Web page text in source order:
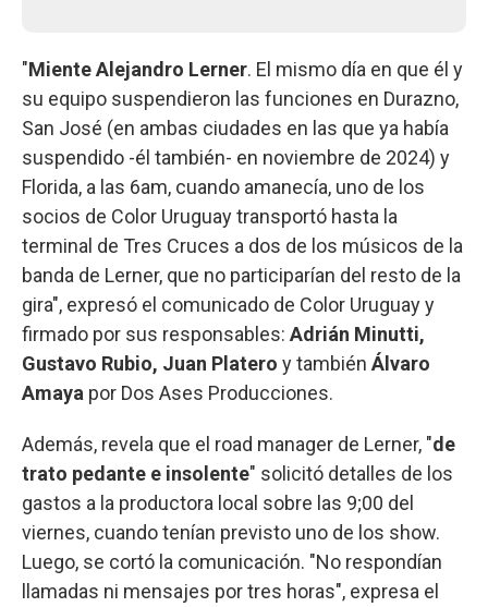
"Miente Alejandro Lerner. El mismo día en que él y
su equipo suspendieron las funciones en Durazno,
San José (en ambas ciudades en las que ya había
suspendido -él también- en noviembre de 2024) y
Florida, a las 6am, cuando amanecía, uno de los
socios de Color Uruguay transportó hasta la
terminal de Tres Cruces a dos de los músicos de la
banda de Lerner, que no participarían del resto de la
gira", expresó el comunicado de Color Uruguay y
firmado por sus responsables: Adrián Minutti,
Gustavo Rubio, Juan Platero y también Álvaro
Amaya por Dos Ases Producciones.
Además, revela que el road manager de Lerner, "de
trato pedante e insolente" solicitó detalles de los
gastos a la productora local sobre las 9;00 del
viernes, cuando tenían previsto uno de los show.
Luego, se cortó la comunicación. "No respondían
llamadas ni mensajes por tres horas", expresa el